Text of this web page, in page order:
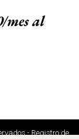
mes al
- Registro de